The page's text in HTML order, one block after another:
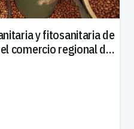
y fitosanitaria de
comercio regional de